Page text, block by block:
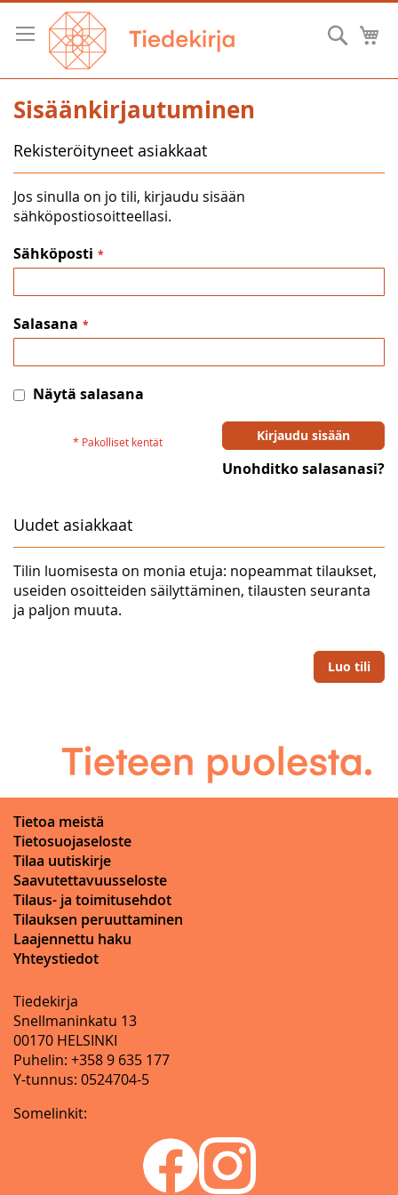
Skip
Content
Hae
Sisäänkirjautuminen
Rekisteröityneet asiakkaat
Jos sinulla on jo tili, kirjaudu sisään
sähköpostiosoitteellasi.
Sähköposti
Salasana
Näytä salasana
Kirjaudu sisään
Unohditko salasanasi?
Uudet asiakkaat
Tilin luomisesta on monia etuja: nopeammat tilaukset,
useiden osoitteiden säilyttäminen, tilausten seuranta
ja paljon muuta.
Luo tili
Tietoa meistä
Tietosuojaseloste
Tilaa uutiskirje
Saavutettavuusseloste
Tilaus- ja toimitusehdot
Tilauksen peruuttaminen
Laajennettu haku
Yhteystiedot
Tiedekirja
Snellmaninkatu 13
00170 HELSINKI
Puhelin: +358 9 635 177
Y-tunnus: 0524704-5
Somelinkit: